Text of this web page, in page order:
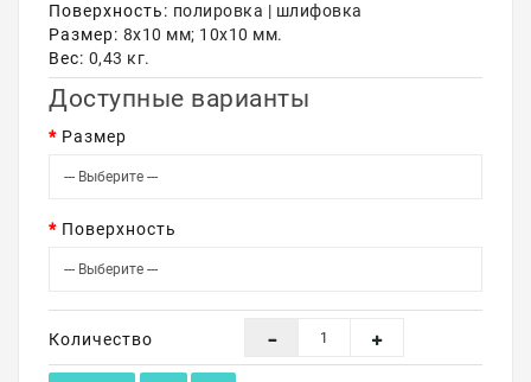
Поверхность: полировка | шлифовка
Размер: 8х10 мм; 10х10 мм.
Вес: 0,43 кг.
Доступные варианты
Размер
Поверхность
Количество